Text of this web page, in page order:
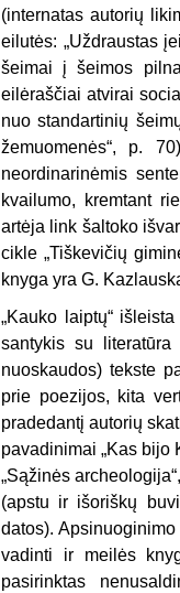
(internatas autorių
eilutės: „Uždraustas
šeimai į šeimos
eilėraščiai atvirai
nuo standartinių
žemuomenės“, p.
neordinarinėmis
kvailumo, kremtant
artėja link šaltoko
cikle „Tiškevičių
knyga yra G.
„Kauko laiptų“
santykis su
nuoskaudos) tekste
prie poezijos, kita
pradedantį autorių
pavadinimai „Kas bijo
„Sąžinės
(apstu ir išoriškų
datos).
vadinti ir meilės
pasirinktas